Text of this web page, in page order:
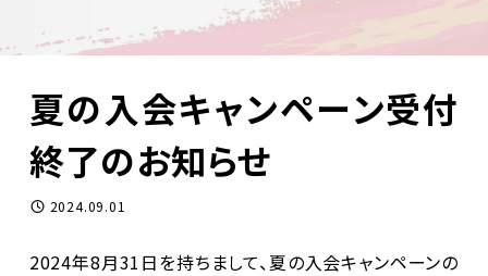
夏の入会キャンペーン受付
終了のお知らせ
2024.09.01
2024年8月31日を持ちまして、夏の入会キャンペーンの